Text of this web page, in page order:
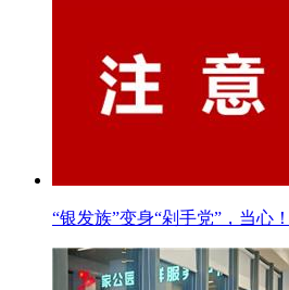
“银发族”变身“剁手党”，当心